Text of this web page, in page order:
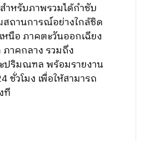
ำหรับภาพรวมได้กำชับ
ถานการณ์อย่างใกล้ชิด
นือ ภาคตะวันออกเฉียง
าคกลาง รวมถึง
ปริมณฑล พร้อมรายงาน
วโมง เพื่อให้สามารถ
ที